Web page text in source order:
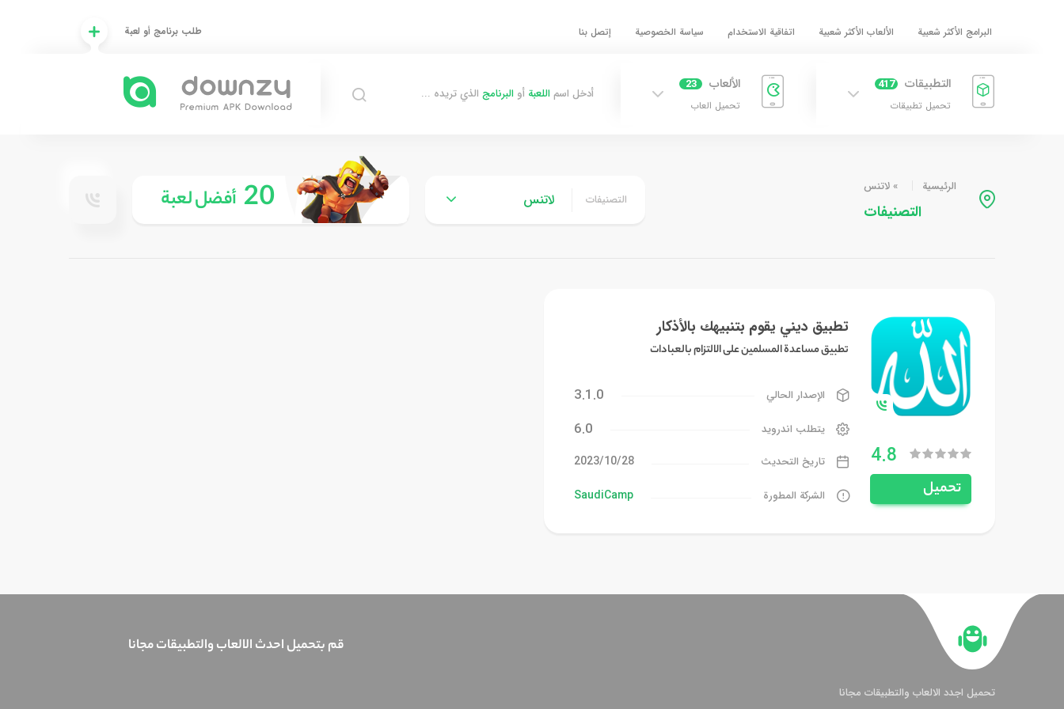
البرامج الأكثر شعبية الألعاب الأكثر شعبية اتفاقية الاستخدام سياسة الخصوصية إتصل بنا طلب برنامج أو لعبة
التطبيقات 417
تحميل تطبيقات
الألعاب 23
تحميل العاب
أدخل اسم اللعبة أو البرنامج الذي تريده ...
الرئيسية »لاتنس
التصنيفات
التصنيفات لاتنس 20 أفضل لعبة
4.8
تحميل
تطبيق ديني يقوم بتنبيهك بالأذكار
تطبيق مساعدة المسلمين على الالتزام بالعبادات
الإصدار الحالي 3.1.0
يتطلب اندرويد 6.0
تاريخ التحديث 28‏/10‏/2023
الشركة المطورة SaudiCamp
قم بتحميل احدث الالعاب والتطبيقات مجانا
تحميل اجدد الالعاب والتطبيقات مجانا